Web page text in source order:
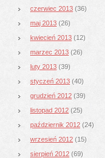
czerwiec 2013 (36)
maj 2013 (26)
kwiecień 2013 (12)
marzec 2013 (26)
luty 2013 (39)
styczeń 2013 (40)
grudzień 2012 (39)
listopad 2012 (25)
październik 2012 (24)
wrzesień 2012 (15)
sierpień 2012 (69)